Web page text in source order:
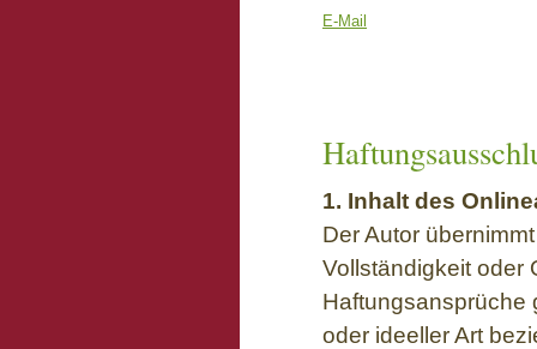
E-Mail
1. Inhalt des
Der Autor
Vollständigkeit oder
Haftungsansprüche
oder ideeller Art